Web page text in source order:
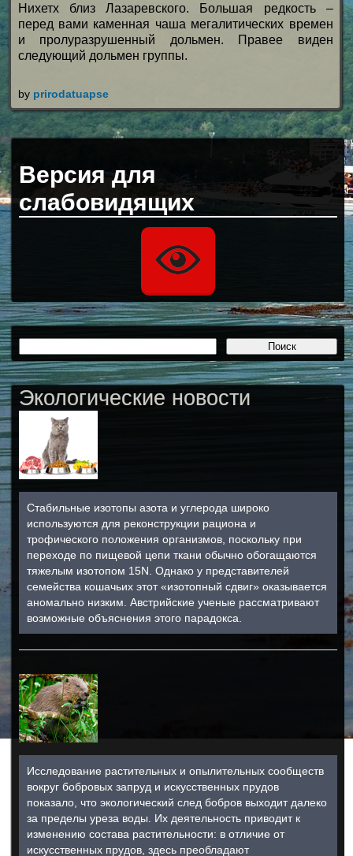
Нихетх близ Лазаревского. Большая редкость –
перед вами каменная чаша мегалитических времен
и пролуразрушенный дольмен. Правее виден
следующий дольмен группы.
by prirodatuapse
Версия для
слабовидящих
Экологические новости
Стабильные изотопы азота и углерода широко
используются для реконструкции рациона и
трофического положения организмов, поскольку при
переходе по пищевой цепи ткани обычно обогащаются
тяжелым изотопом 15N. Однако у представителей
семейства кошачьих этот «изотопный сдвиг» оказывается
аномально низким. Австрийские ученые рассматривают
возможные объяснения этого парадокса.
Исследование растительных и опылительных сообществ
вокруг бобровых запруд и искусственных прудов
показало, что экологический след бобров выходит далеко
за пределы уреза воды. Их деятельность приводит к
изменению состава растительности: в отличие от
искусственных прудов, здесь преобладают